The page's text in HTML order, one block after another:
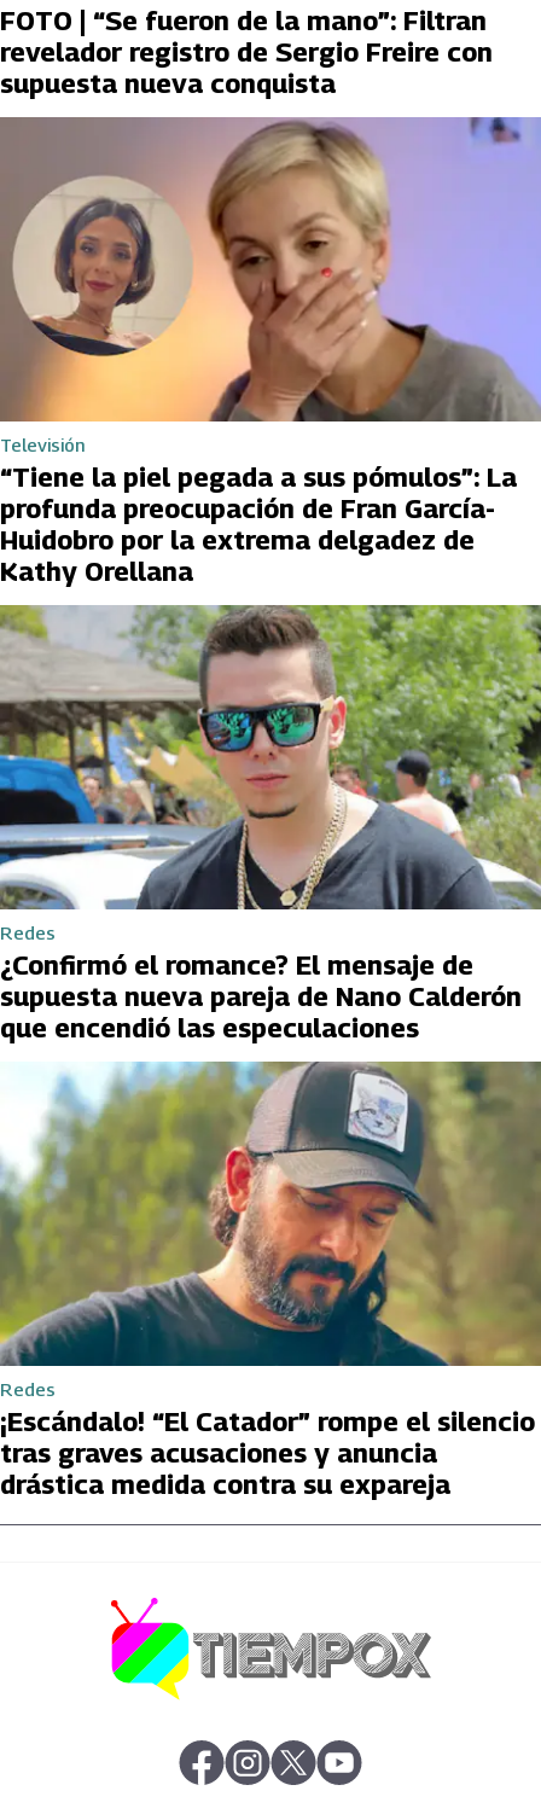
FOTO | “Se fueron de la mano”: Filtran
revelador registro de Sergio Freire con
supuesta nueva conquista
Televisión
“Tiene la piel pegada a sus pómulos”: La
profunda preocupación de Fran García-
Huidobro por la extrema delgadez de
Kathy Orellana
Redes
¿Confirmó el romance? El mensaje de
supuesta nueva pareja de Nano Calderón
que encendió las especulaciones
Redes
¡Escándalo! “El Catador” rompe el silencio
tras graves acusaciones y anuncia
drástica medida contra su expareja
abre en nueva pestaña
abre en nueva pestaña
abre en nueva pestaña